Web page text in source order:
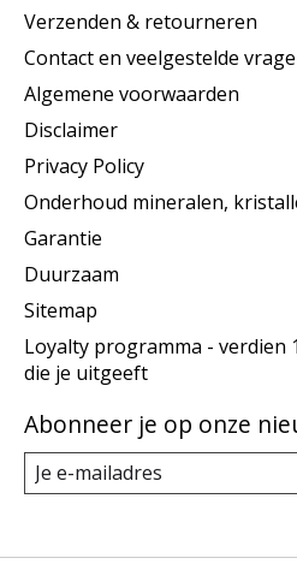
Verzenden & retourneren
Contact en veelgestelde
Algemene voorwaarden
Disclaimer
Privacy Policy
Onderhoud mineralen,
Garantie
Duurzaam
Sitemap
Loyalty programma - verdien
die je uitgeeft
Abonneer je op onze